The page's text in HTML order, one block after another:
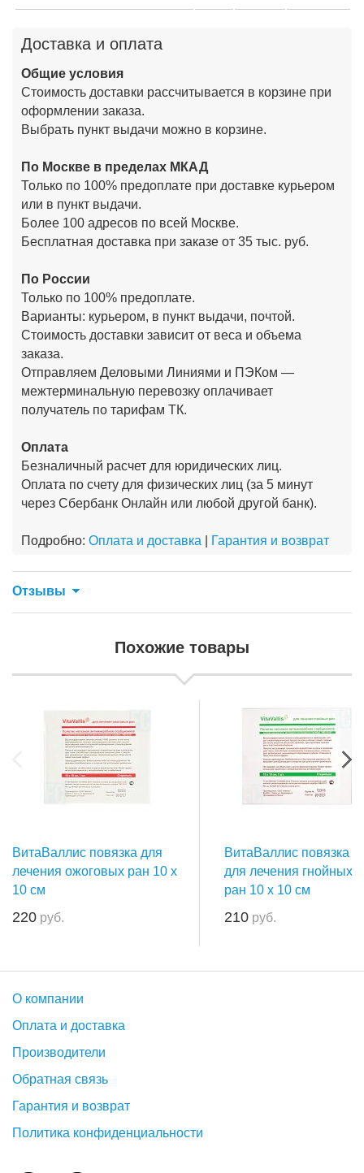
Доставка и оплата
Общие условия
Стоимость доставки рассчитывается в корзине при
оформлении заказа.
Выбрать пункт выдачи можно в корзине.
По Москве в пределах МКАД
Только по 100% предоплате при доставке курьером
или в пункт выдачи.
Более 100 адресов по всей Москве.
Бесплатная доставка при заказе от 35 тыс. руб.
По России
Только по 100% предоплате.
Варианты: курьером, в пункт выдачи, почтой.
Стоимость доставки зависит от веса и объема
заказа.
Отправляем Деловыми Линиями и ПЭКом —
межтерминальную перевозку оплачивает
получатель по тарифам ТК.
Оплата
Безналичный расчет для юридических лиц.
Оплата по счету для физических лиц (за 5 минут
через Сбербанк Онлайн или любой другой банк).
Подробно: Оплата и доставка Гарантия и возврат
Отзывы
Похожие товары
ВитаВаллис повязка для
лечения ожоговых ран 10 х
10 см
220 руб.
ВитаВаллис повязка
для лечения гнойных
ран 10 х 10 см
210 руб.
О компании
Оплата и доставка
Производители
Обратная связь
Гарантия и возврат
Политика конфиденциальности